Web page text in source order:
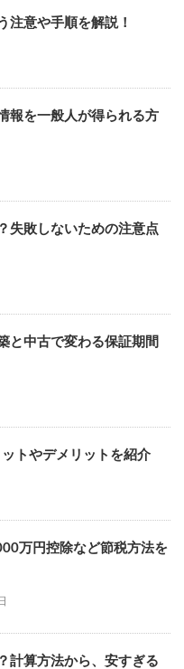
注意や手順を解説！
報を一般人が得られる方
失敗しないための注意点
と中古で変わる保証期間
トやデメリットを紹介
万円控除など節税方法を
計算方法から、安すぎる